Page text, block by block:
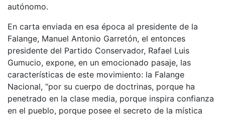
autónomo.
En carta enviada en esa época al presidente de la
Falange, Manuel Antonio Garretón, el entonces
presidente del Partido Conservador, Rafael Luis
Gumucio, expone, en un emocionado pasaje, las
características de este movimiento: la Falange
Nacional, “por su cuerpo de doctrinas, porque ha
penetrado en la clase media, porque inspira confianza
en el pueblo, porque posee el secreto de la mística